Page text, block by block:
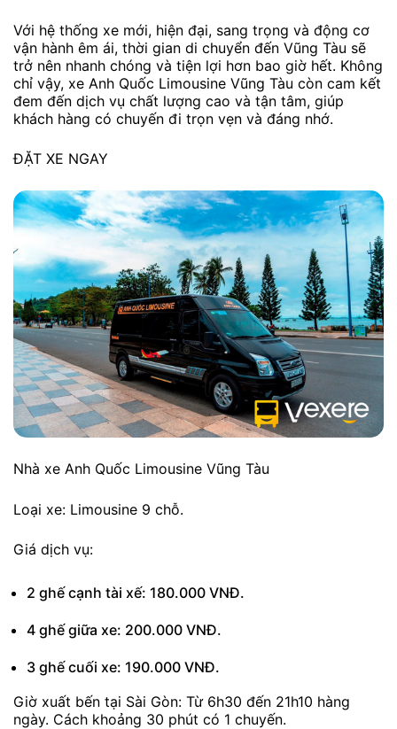
Với hệ thống xe mới, hiện đại, sang trọng và động cơ
vận hành êm ái, thời gian di chuyển đến Vũng Tàu sẽ
trở nên nhanh chóng và tiện lợi hơn bao giờ hết. Không
chỉ vậy, xe Anh Quốc Limousine Vũng Tàu còn cam kết
đem đến dịch vụ chất lượng cao và tận tâm, giúp
khách hàng có chuyến đi trọn vẹn và đáng nhớ.
ĐẶT XE NGAY
Nhà xe Anh Quốc Limousine Vũng Tàu
Loại xe: Limousine 9 chỗ.
Giá dịch vụ:
2 ghế cạnh tài xế: 180.000 VNĐ.
4 ghế giữa xe: 200.000 VNĐ.
3 ghế cuối xe: 190.000 VNĐ.
Giờ xuất bến tại Sài Gòn: Từ 6h30 đến 21h10 hàng
ngày. Cách khoảng 30 phút có 1 chuyến.